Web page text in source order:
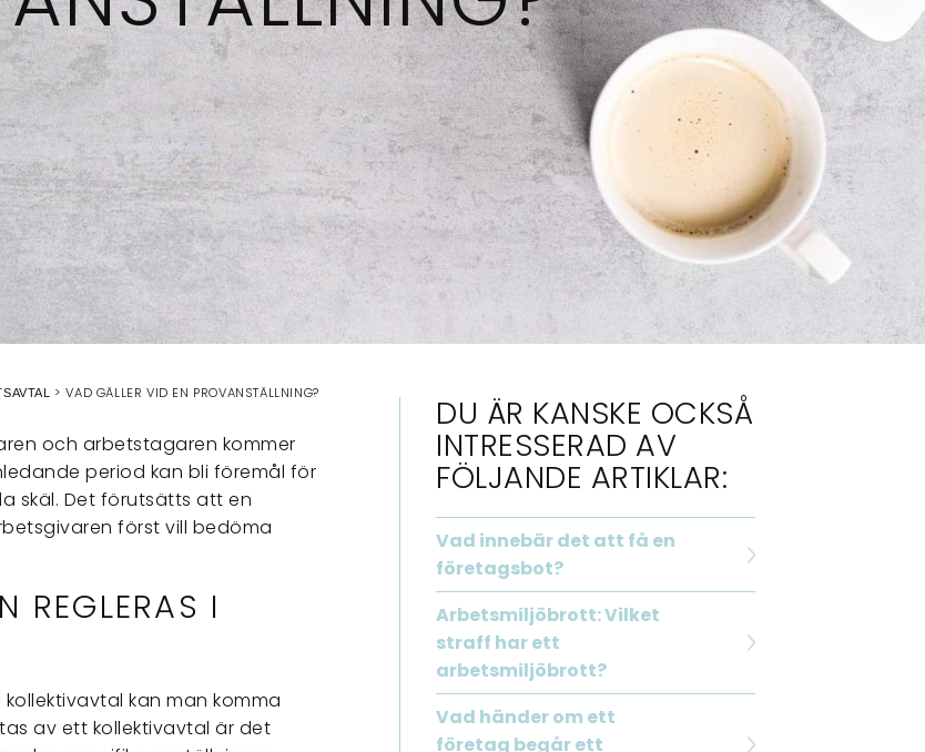
VAD GÄLLER VID EN PROVANSTÄLLNING?
och arbetstagaren kommer
period kan bli föremål för
skäl. Det förutsätts att en
först vill bedöma
REGLERAS I
kan man komma
av ett kollektivavtal är det
DU ÄR KANSKE OCKSÅ
INTRESSERAD AV
FÖLJANDE ARTIKLAR:
Vad innebär det att få en
företagsbot?
Arbetsmiljöbrott: Vilket
straff har ett
arbetsmiljöbrott?
Vad händer om ett
företag begår ett